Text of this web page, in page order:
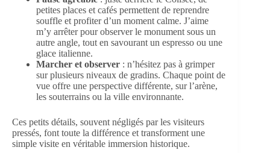
petites places et cafés permettent de reprendre
souffle et profiter d’un moment calme. J’aime
m’y arrêter pour observer le monument sous un
autre angle, tout en savourant un espresso ou une
glace italienne.
Marcher et observer : n’hésitez pas à grimper
sur plusieurs niveaux de gradins. Chaque point de
vue offre une perspective différente, sur l’arène,
les souterrains ou la ville environnante.
Ces petits détails, souvent négligés par les visiteurs
pressés, font toute la différence et transforment une
simple visite en véritable immersion historique.